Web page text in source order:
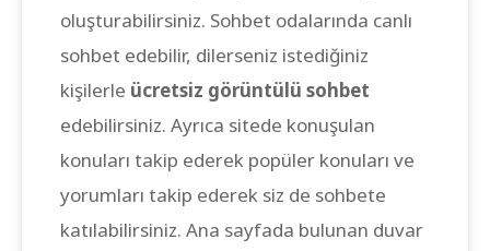
oluşturabilirsiniz. Sohbet odalarında canlı
sohbet edebilir, dilerseniz istediğiniz
kişilerle ücretsiz görüntülü sohbet
edebilirsiniz. Ayrıca sitede konuşulan
konuları takip ederek popüler konuları ve
yorumları takip ederek siz de sohbete
katılabilirsiniz. Ana sayfada bulunan duvar